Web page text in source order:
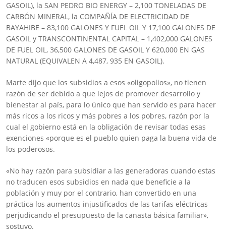
GASOIL), la SAN PEDRO BIO ENERGY – 2,100 TONELADAS DE
CARBÓN MINERAL, la COMPAÑÍA DE ELECTRICIDAD DE
BAYAHIBE – 83,100 GALONES Y FUEL OIL Y 17,100 GALONES DE
GASOIL y TRANSCONTINENTAL CAPITAL – 1,402,000 GALONES
DE FUEL OIL, 36,500 GALONES DE GASOIL Y 620,000 EN GAS
NATURAL (EQUIVALEN A 4,487, 935 EN GASOIL).
Marte dijo que los subsidios a esos «oligopolios», no tienen
razón de ser debido a que lejos de promover desarrollo y
bienestar al país, para lo único que han servido es para hacer
más ricos a los ricos y más pobres a los pobres, razón por la
cual el gobierno está en la obligación de revisar todas esas
exenciones «porque es el pueblo quien paga la buena vida de
los poderosos.
«No hay razón para subsidiar a las generadoras cuando estas
no traducen esos subsidios en nada que beneficie a la
población y muy por el contrario, han convertido en una
práctica los aumentos injustificados de las tarifas eléctricas
perjudicando el presupuesto de la canasta básica familiar»,
sostuvo.